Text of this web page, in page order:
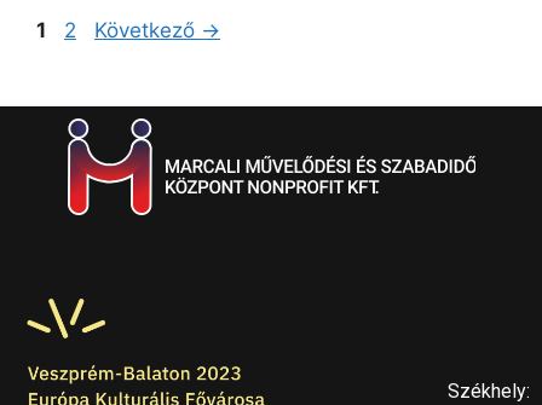
1 2 Következő →
Székhely: